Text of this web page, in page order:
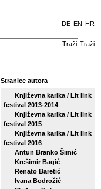
HR
EN
DE
Traži
Stranice autora
Književna karika / Lit link
festival 2013-2014
Književna karika / Lit link
festival 2015
Književna karika / Lit link
festival 2016
Antun Branko Šimić
Krešimir Bagić
Renato Baretić
Ivana Bodrožić